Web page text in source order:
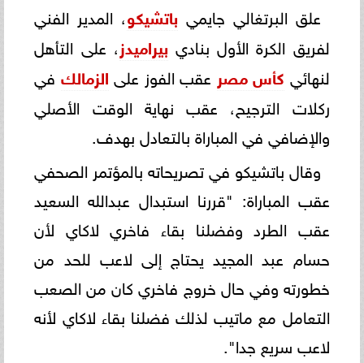
علق البرتغالي جايمي باتشيكو، المدير الفني
لفريق الكرة الأول بنادي بيراميدز، على التأهل
لنهائي كأس مصر عقب الفوز على الزمالك في
ركلات الترجيح، عقب نهاية الوقت الأصلي
والإضافي في المباراة بالتعادل بهدف.
وقال باتشيكو في تصريحاته بالمؤتمر الصحفي
عقب المباراة: "قررنا استبدال عبدالله السعيد
عقب الطرد وفضلنا بقاء فاخري لاكاي لأن
حسام عبد المجيد يحتاج إلى لاعب للحد من
خطورته وفي حال خروج فاخري كان من الصعب
التعامل مع ماتيب لذلك فضلنا بقاء لاكاي لأنه
لاعب سريع جدا".